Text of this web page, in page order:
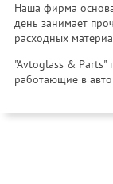
Наша фирма
день занимает
расходных
"Avtoglass & Parts"
работающие в